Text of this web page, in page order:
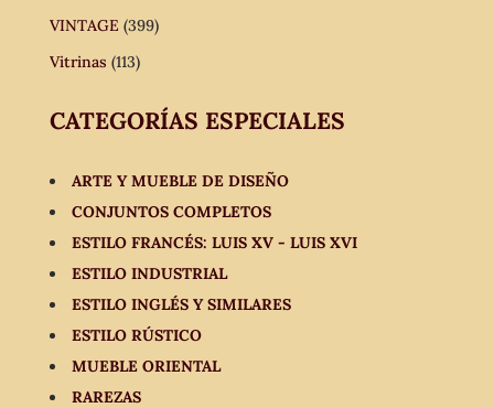
VINTAGE (399)
Vitrinas (113)
CATEGORÍAS ESPECIALES
ARTE Y MUEBLE DE DISEÑO
CONJUNTOS COMPLETOS
ESTILO FRANCÉS: LUIS XV - LUIS XVI
ESTILO INDUSTRIAL
ESTILO INGLÉS Y SIMILARES
ESTILO RÚSTICO
MUEBLE ORIENTAL
RAREZAS